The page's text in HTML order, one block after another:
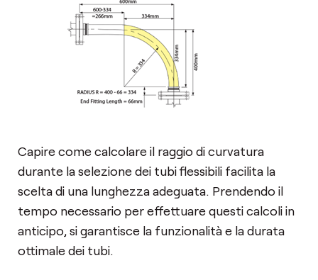
Capire come calcolare il raggio di curvatura
durante la selezione dei tubi flessibili facilita la
scelta di una lunghezza adeguata. Prendendo il
tempo necessario per effettuare questi calcoli in
anticipo, si garantisce la funzionalità e la durata
ottimale dei tubi.